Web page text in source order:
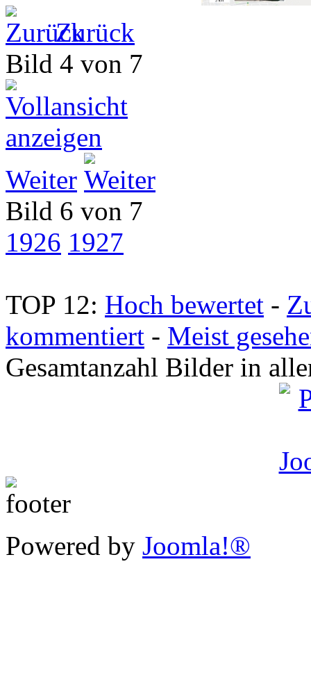
Zurück
Bild 4 von 7
Weiter
Bild 6 von 7
1926 1927
TOP 12: Hoch bewertet -
kommentiert - Meist
Gesamtanzahl Bilder in
Powered by Joomla!®